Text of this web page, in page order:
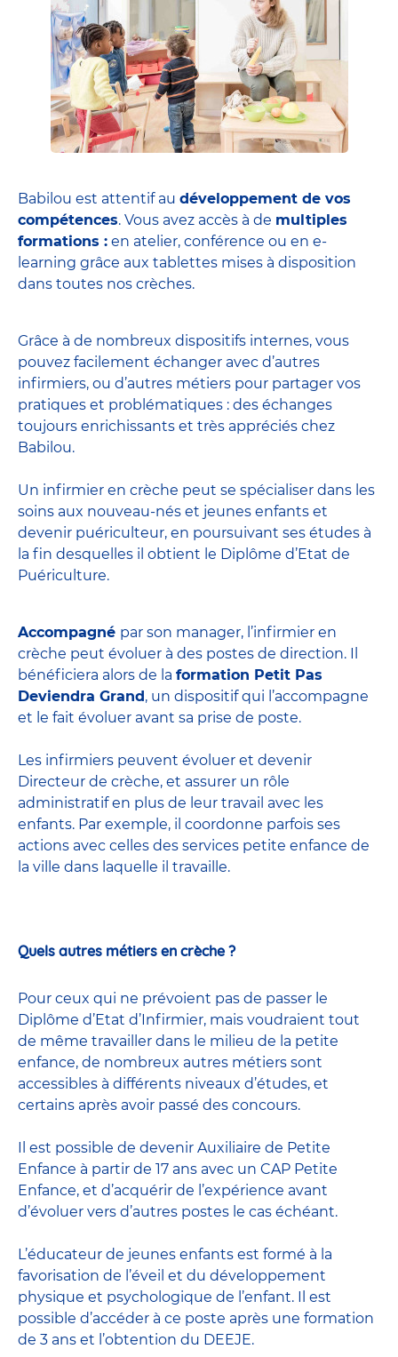
Babilou est attentif au développement de vos
compétences. Vous avez accès à de multiples
formations : en atelier, conférence ou en e-
learning grâce aux tablettes mises à disposition
dans toutes nos crèches.
Grâce à de nombreux dispositifs internes, vous
pouvez facilement échanger avec d’autres
infirmiers, ou d’autres métiers pour partager vos
pratiques et problématiques : des échanges
toujours enrichissants et très appréciés chez
Babilou.
Un infirmier en crèche peut se spécialiser dans les
soins aux nouveau-nés et jeunes enfants et
devenir puériculteur, en poursuivant ses études à
la fin desquelles il obtient le Diplôme d’Etat de
Puériculture.
Accompagné par son manager, l’infirmier en
crèche peut évoluer à des postes de direction. Il
bénéficiera alors de la formation Petit Pas
Deviendra Grand , un dispositif qui l’accompagne
et le fait évoluer avant sa prise de poste.
Les infirmiers peuvent évoluer et devenir
Directeur de crèche, et assurer un rôle
administratif en plus de leur travail avec les
enfants. Par exemple, il coordonne parfois ses
actions avec celles des services petite enfance de
la ville dans laquelle il travaille.
Quels autres métiers en crèche ?
Pour ceux qui ne prévoient pas de passer le
Diplôme d’Etat d’Infirmier, mais voudraient tout
de même travailler dans le milieu de la petite
enfance, de nombreux autres métiers sont
accessibles à différents niveaux d’études, et
certains après avoir passé des concours.
Il est possible de devenir Auxiliaire de Petite
Enfance à partir de 17 ans avec un CAP Petite
Enfance, et d’acquérir de l’expérience avant
d’évoluer vers d’autres postes le cas échéant.
L’éducateur de jeunes enfants est formé à la
favorisation de l’éveil et du développement
physique et psychologique de l’enfant. Il est
possible d’accéder à ce poste après une formation
de 3 ans et l’obtention du DEEJE.